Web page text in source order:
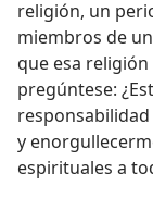
religión, un
miembros de
que esa religión
pregúntese:
y
espirituales a